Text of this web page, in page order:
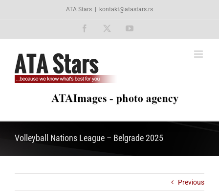
ATA Stars kontakt@atastars.rs
Facebook YouTube
Volleyball Nations League – Belgrade 2025
Previous